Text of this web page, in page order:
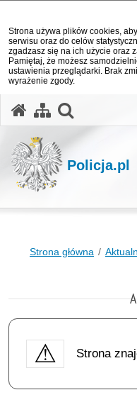
Strona używa plików cookies,
serwisu oraz do celów
zgadzasz się na ich użycie oraz
Pamiętaj, że możesz
ustawienia przeglądarki. Brak
wyrażenie zgody.
Policja.pl
Strona główna
Strona